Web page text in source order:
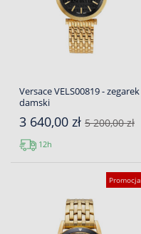
Versace VELS00819 - zegarek
damski
3 640,00 zł 5 200,00 zł
12h
Promocja